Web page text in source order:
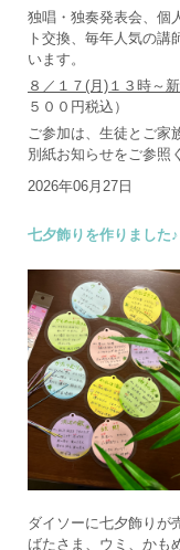
独唱・独奏発表会、個
ト交換、毎年人気の
います。
８／１７(月)１３時～
５００円税込）
ご参加は、生徒とご家
別紙お知らせをご参照
2026年06月27日
七夕飾りを作りました♪
ダイソーに七夕飾りが
ばたさま、ウミ、かも